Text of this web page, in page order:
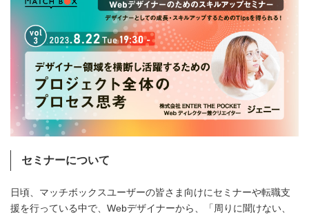
セミナーについて
日頃、マッチボックスユーザーの皆さま向けにセミナーや転職支
援を行っている中で、Webデザイナーから、「周りに聞けない、